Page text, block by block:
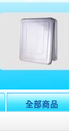
全部商品